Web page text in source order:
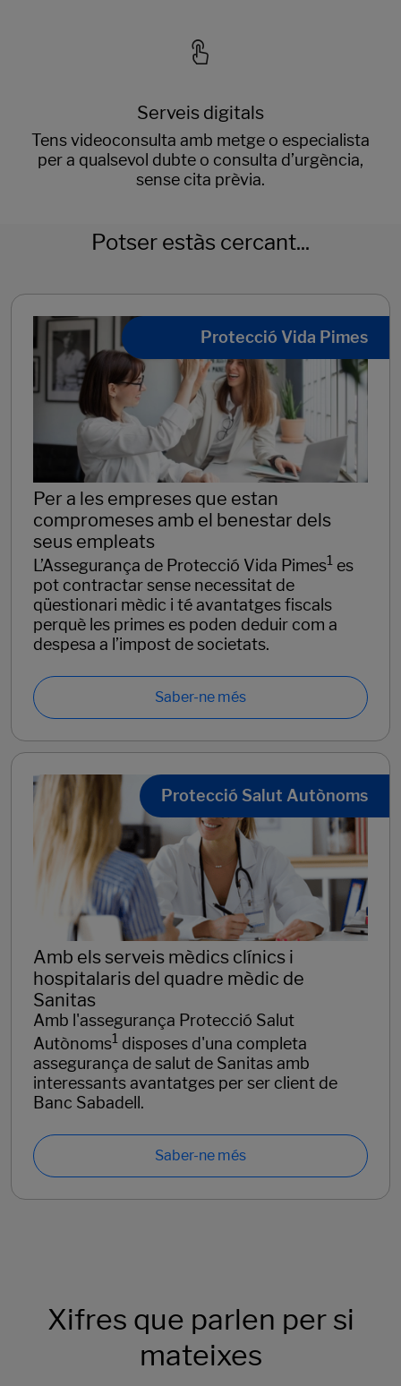
Serveis digitals
Tens videoconsulta amb metge o especialista
per a qualsevol dubte o consulta d’urgència,
sense cita prèvia.
Potser estàs cercant...
Protecció Vida Pimes
Per a les empreses que estan
compromeses amb el benestar dels
seus empleats
L’Assegurança de Protecció Vida Pimes1 es
pot contractar sense necessitat de
qüestionari mèdic i té avantatges fiscals
perquè les primes es poden deduir com a
despesa a l’impost de societats.
Saber-ne més
Protecció Salut Autònoms
Amb els serveis mèdics clínics i
hospitalaris del quadre mèdic de
Sanitas
Amb l'assegurança Protecció Salut
Autònoms1 disposes d'una completa
assegurança de salut de Sanitas amb
interessants avantatges per ser client de
Banc Sabadell.
Saber-ne més
Xifres que parlen per si
mateixes